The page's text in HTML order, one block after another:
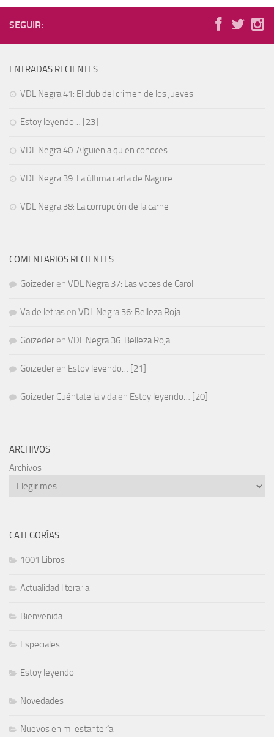
SEGUIR:
ENTRADAS RECIENTES
VDL Negra 41: El club del crimen de los jueves
Estoy leyendo… [23]
VDL Negra 40: Alguien a quien conoces
VDL Negra 39: La última carta de Nagore
VDL Negra 38: La corrupción de la carne
COMENTARIOS RECIENTES
Goizeder en VDL Negra 37: Las voces de Carol
Va de letras en VDL Negra 36: Belleza Roja
Goizeder en VDL Negra 36: Belleza Roja
Goizeder en Estoy leyendo… [21]
Goizeder Cuéntate la vidaen Estoy leyendo… [20]
ARCHIVOS
Archivos
CATEGORÍAS
1001 Libros
Actualidad literaria
Bienvenida
Especiales
Estoy leyendo
Novedades
Nuevos en mi estantería